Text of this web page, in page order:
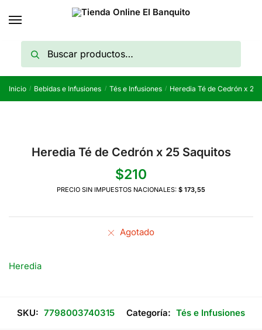
por:
Buscar
Inicio / Bebidas e Infusiones / Tés e Infusiones / Heredia Té de Cedrón x 25
Heredia Té de Cedrón x 25 Saquitos
$210
PRECIO SIN IMPUESTOS NACIONALES: $ 173,55
Agotado
Heredia
SKU: 7798003740315 Categoría: Tés e Infusiones